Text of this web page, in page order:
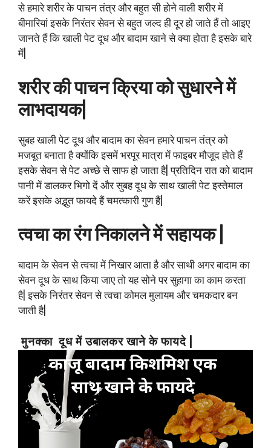
से हमारे शरीर के पाचन तंत्र और बहुत सी होने वाली शरीर में
बीमारियां इसके निरंतर सेवन से बहुत जल्द ही दूर हो जाते हैं तो आइए
जानते हैं कि खाली पेट दूध और बादाम खाने से क्या होता है इसके बारे
में|
शरीर की पाचन क्रिया को सुधारने में
लाभदायक|
सुबह खाली पेट दूध और बादाम का सेवन हमारे पाचन तंत्र को
मजबूत बनाता है क्योंकि इसमें भरपूर मात्रा में फाइबर मौजूद होते हैं
इसके सेवन से पेट अच्छे से साफ हो जाता है| प्रतिदिन रात को बादाम
पानी में डालकर भिगो दें और सुबह दूध के साथ खाली पेट इस्तेमाल
करें इसके अद्भुत फायदे हैं चमत्कारी गुण हैं|
त्वचा का रंग निकालने में सहायक |
बादाम के सेवन से त्वचा में निखार आता है और साथी अगर बादाम का
सेवन दूध के साथ किया जाए तो यह सोने पर सुहागा का काम करता
है| इसके निरंतर सेवन से त्वचा कोमल मुलायम और चमकदार बन
जाती है|
मुनक्का दूध में उबालकर खाने के फायदे |